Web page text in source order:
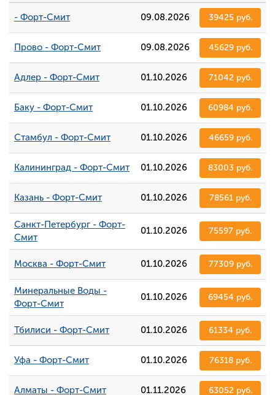
- Форт-Смит 09.08.2026 39425 руб.
Прово - Форт-Смит 09.08.2026 45629 руб.
Адлер - Форт-Смит 01.10.2026 71042 руб.
Баку - Форт-Смит 01.10.2026 60984 руб.
Стамбул - Форт-Смит 01.10.2026 46659 руб.
Калининград - Форт-Смит 01.10.2026 83003 руб.
Казань - Форт-Смит 01.10.2026 78561 руб.
Санкт-Петербург - Форт-
Смит
01.10.2026 75597 руб.
Москва - Форт-Смит 01.10.2026 77309 руб.
Минеральные Воды -
Форт-Смит
01.10.2026 69454 руб.
Тбилиси - Форт-Смит 01.10.2026 61334 руб.
Уфа - Форт-Смит 01.10.2026 76318 руб.
Алматы - Форт-Смит 01.11.2026 63052 руб.